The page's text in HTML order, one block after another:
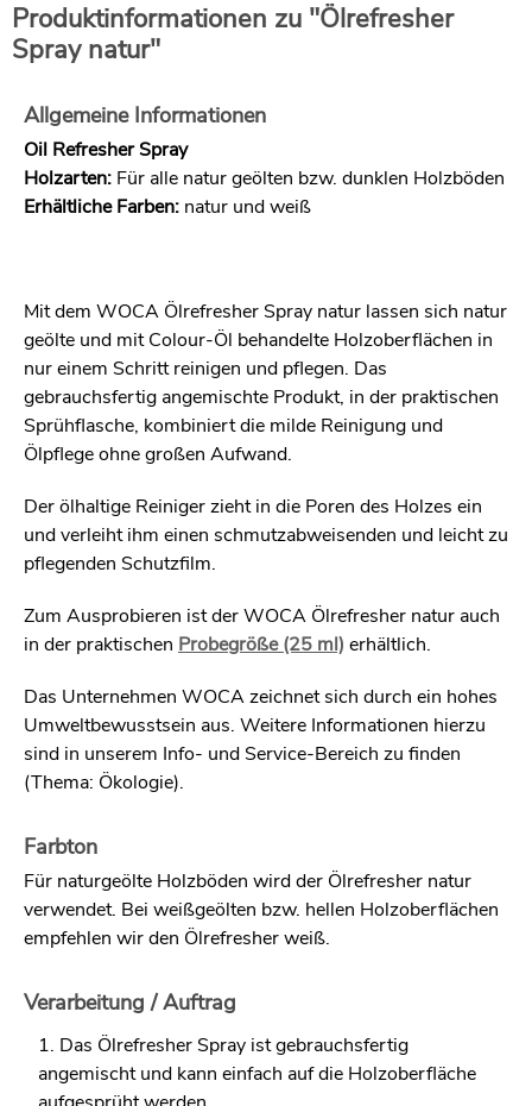
Produktinformationen zu "Ölrefresher
Spray natur"
Allgemeine Informationen
Oil Refresher Spray
Holzarten: Für alle natur geölten bzw. dunklen Holzböden
Erhältliche Farben: natur und weiß
Mit dem WOCA Ölrefresher Spray natur lassen sich natur
geölte und mit Colour-Öl behandelte Holzoberflächen in
nur einem Schritt reinigen und pflegen. Das
gebrauchsfertig angemischte Produkt, in der praktischen
Sprühflasche, kombiniert die milde Reinigung und
Ölpflege ohne großen Aufwand.
Der ölhaltige Reiniger zieht in die Poren des Holzes ein
und verleiht ihm einen schmutzabweisenden und leicht zu
pflegenden Schutzfilm.
Zum Ausprobieren ist der WOCA Ölrefresher natur auch
in der praktischen Probegröße (25 ml) erhältlich.
Das Unternehmen WOCA zeichnet sich durch ein hohes
Umweltbewusstsein aus. Weitere Informationen hierzu
sind in unserem Info- und Service-Bereich zu finden
(Thema: Ökologie).
Farbton
Für naturgeölte Holzböden wird der Ölrefresher natur
verwendet. Bei weißgeölten bzw. hellen Holzoberflächen
empfehlen wir den Ölrefresher weiß.
Verarbeitung / Auftrag
1. Das Ölrefresher Spray ist gebrauchsfertig
angemischt und kann einfach auf die Holzoberfläche